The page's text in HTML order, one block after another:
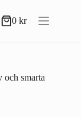
Varukorg
0kr
smarta